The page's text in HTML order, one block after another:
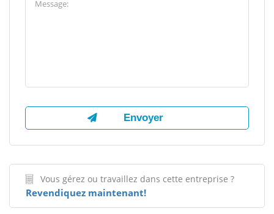
Vous gérez ou travaillez dans cette entreprise ?
Revendiquez maintenant!